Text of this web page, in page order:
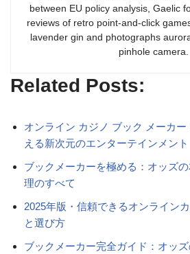
between EU policy analysis, Gaelic
reviews of retro point-and-click
lavender gin and photographs
pinhole camera.
Related Posts:
オンライン カジノ ブック メーカ
える新次元のエンターテインメント
ブックメーカーを極める：オッズ
理のすべて
2025年版・信頼できるオンライン
と選び方
ブックメーカー完全ガイド：オッ